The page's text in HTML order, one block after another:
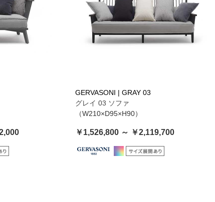
GERVASONI | GRAY 03
グレイ 03 ソファ
（W210×D95×H90）
￥1,526,800 ～ ￥2,119,700